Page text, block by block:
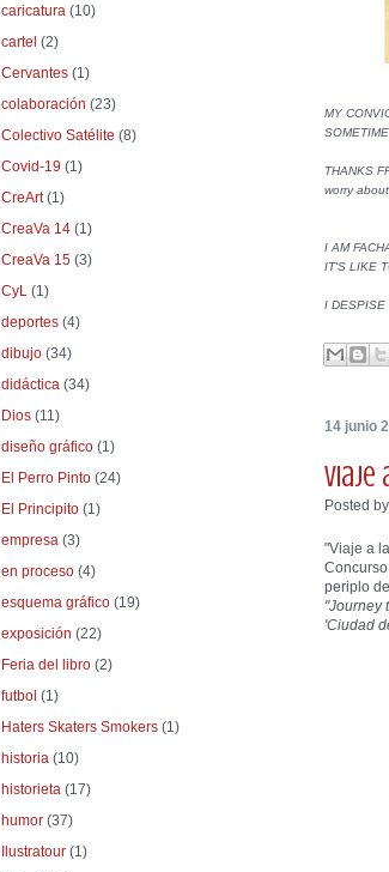
MY
THANKS
worry
I AM
IT'S LIKE
I DESPISE
14 junio
Viaje
Posted by
"Viaje a
periplo
"Journey
'Ciudad
caricatura (10)
cartel (2)
Cervantes (1)
colaboración (23)
Colectivo Satélite (8)
Covid-19 (1)
CreArt (1)
CreaVa 14 (1)
CreaVa 15 (3)
CyL (1)
deportes (4)
dibujo (34)
didáctica (34)
Dios (11)
diseño gráfico (1)
El Perro Pinto (24)
El Principito (1)
empresa (3)
en proceso (4)
esquema gráfico (19)
exposición (22)
Feria del libro (2)
futbol (1)
Haters Skaters Smokers (1)
historia (10)
historieta (17)
humor (37)
Ilustratour (1)